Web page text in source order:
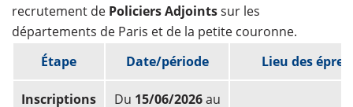
recrutement de Policiers Adjointssur les
départements de Paris et de la petite couronne.
Étape
Date/période Lieu des
Inscriptions Du 15/06/2026au